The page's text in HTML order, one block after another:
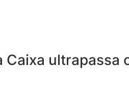
ultrapassa